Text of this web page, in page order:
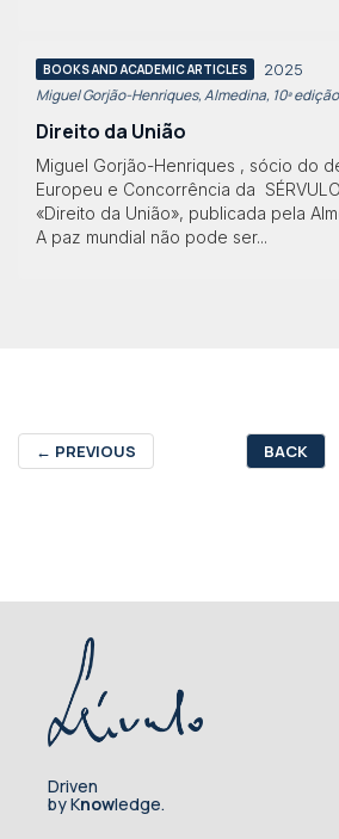
BOOKS AND ACADEMIC ARTICLES 2025
Miguel Gorjão-Henriques, Almedina, 10ª edição
Direito da União
Miguel Gorjão-Henriques , sócio do
Europeu e Concorrência da
«Direito da União», publicada pela
A paz mundial não pode ser...
← PREVIOUS BACK
Driven
by Knowledge.